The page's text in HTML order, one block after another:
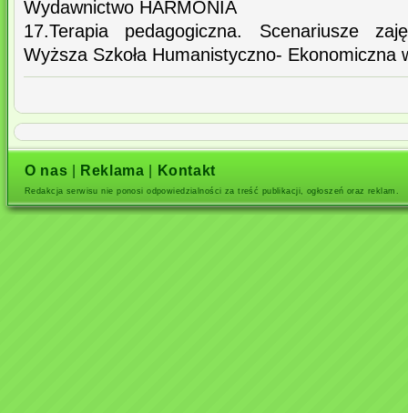
Wydawnictwo HARMONIA
17.Terapia pedagogiczna. Scenariusze
Wyższa Szkoła Humanistyczno- Ekonomiczna
O nas Reklama Kontakt
Redakcja serwisu nie ponosi odpowiedzialności za treść publikacji, ogłoszeń oraz reklam.